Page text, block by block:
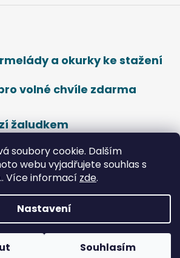
soubory cookie. Dalším
webu vyjadřujete souhlas s
Více informací zde.
Nastavení
Souhlasím
HLEDAT
a okurky ke stažení
volné chvíle zdarma
žaludkem
Vytvořil Shoptet
DROPAP . Všechna práva vyhrazena.